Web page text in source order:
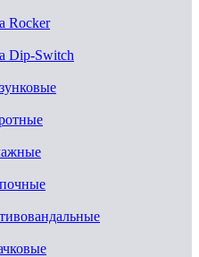
Rocker
Dip-Switch